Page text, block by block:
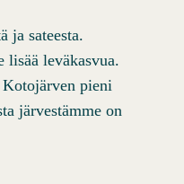
ja sateesta.
lisää leväkasvua.
pieni
järvestämme on